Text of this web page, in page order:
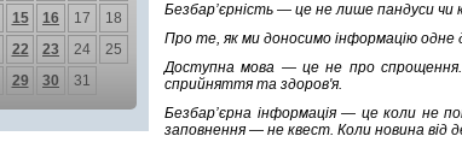
15 16 17
18
22 23 24
25
29 30 31
Безбар’єрність — це не лише пандуси
Про те, як ми доносимо інформацію одне
Доступна мова — це не про спрощення.
сприйняття та здоров'я.
Безбар’єрна інформація — це коли не
заповнення — не квест. Коли новина від